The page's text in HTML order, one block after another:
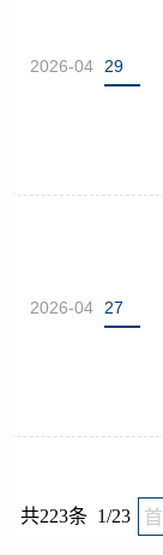
2026-04 29
2026-04 27
共223条 1/23